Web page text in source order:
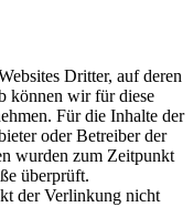
Dritter, auf deren
können wir für diese
Für die Inhalte der
oder Betreiber der
wurden zum Zeitpunkt
überprüft.
der Verlinkung nicht